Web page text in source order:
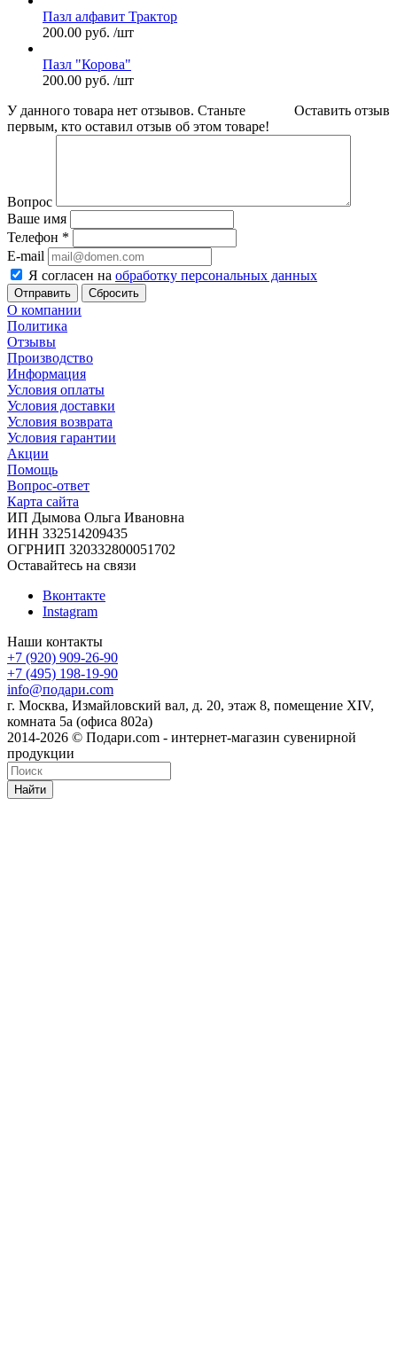
Пазл алфавит Трактор
200.00 руб. /шт
Пазл "Корова"
200.00 руб. /шт
Оставить отзыв
У данного товара нет отзывов. Станьте
первым, кто оставил отзыв об этом товаре!
Вопрос
Ваше имя
Телефон *
E-mail
Я согласен на обработку персональных данных
Сбросить
О компании
Политика
Отзывы
Производство
Информация
Условия оплаты
Условия доставки
Условия возврата
Условия гарантии
Акции
Помощь
Вопрос-ответ
Карта сайта
ИП Дымова Ольга Ивановна
ИНН 332514209435
ОГРНИП 320332800051702
Оставайтесь на связи
Вконтакте
Instagram
Наши контакты
+7 (920) 909-26-90
+7 (495) 198-19-90
info@подари.com
г. Москва, Измайловский вал, д. 20, этаж 8, помещение XIV,
комната 5а (офиса 802а)
2014-2026 © Подари.com - интернет-магазин сувенирной
продукции
Найти